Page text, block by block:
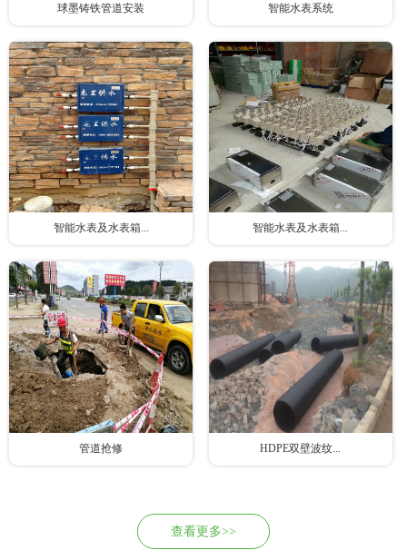
球墨铸铁管道安装 智能水表系统
智能水表及水表箱... 智能水表及水表箱...
管道抢修 HDPE双壁波纹...
查看更多>>